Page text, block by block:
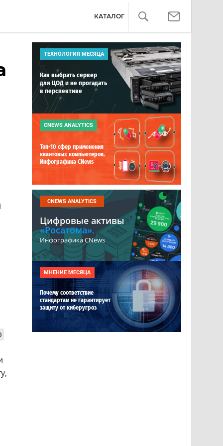
КАТАЛОГ
ТЕХНОЛОГИЯ МЕСЯЦА
Как выбрать сервер
для ЦОД и не прогадать
в перспективе
CNEWS ANALYTICS
Топ-10 сфер применения
квантовых компьютеров.
Инфографика CNews
CNEWS ANALYTICS
Цифровые активы
«Росатома».
Инфографика CNews
МНЕНИЕ МЕСЯЦА
Почему соответствие
стандартам не гарантирует
защиту от киберугроз